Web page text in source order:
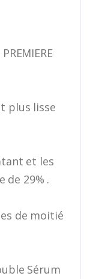
plus lisse
et les
de 29% .
de moitié
Sérum